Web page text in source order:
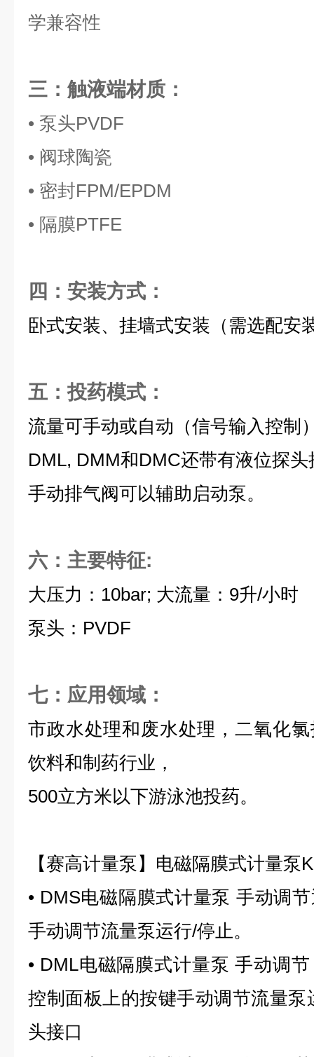
学兼容性
三：触液端材质：
• 泵头PVDF
• 阀球陶瓷
• 密封FPM/EPDM
• 隔膜PTFE
四：安装方式：
卧式安装、挂墙式安装（需选配安
五：投药模式：
流量可手动或自动（信号输入控制
DML, DMM和DMC还带有液位探头
手动排气阀可以辅助启动泵。
六：主要特征:
大压力：10bar; 大流量：9升/小时
泵头：PVDF
七：应用领域：
市政水处理和废水处理，二氧化
饮料和制药行业，
500立方米以下游泳池投药。
【赛高计量泵】电磁隔膜式计量泵
• DMS电磁隔膜式计量泵 手动调
手动调节流量泵运行/停止。
• DML电磁隔膜式计量泵 手动调
控制面板上的按键手动调节流量
头接口